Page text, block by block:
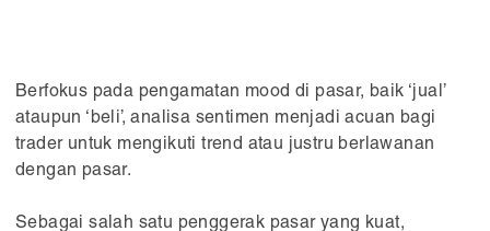
Berfokus pada pengamatan mood di pasar, baik ‘jual’
ataupun ‘beli’, analisa sentimen menjadi acuan bagi
trader untuk mengikuti trend atau justru berlawanan
dengan pasar.
Sebagai salah satu penggerak pasar yang kuat,